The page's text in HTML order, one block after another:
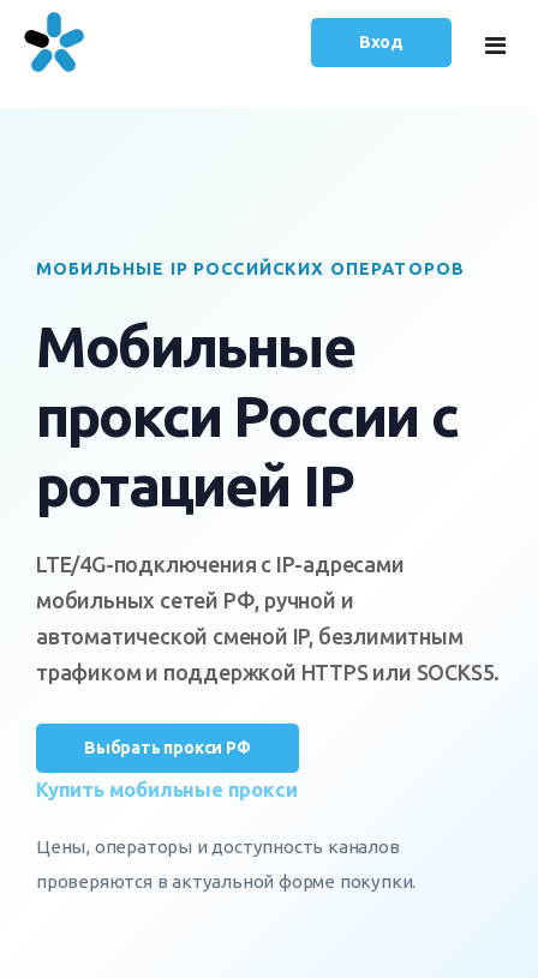
Статьи
Вход
МОБИЛЬНЫЕ IP РОССИЙСКИХ ОПЕРАТОРОВ
Мобильные
прокси России с
ротацией IP
LTE/4G-подключения с IP-адресами
мобильных сетей РФ, ручной и
автоматической сменой IP, безлимитным
трафиком и поддержкой HTTPS или SOCKS5.
Выбрать прокси РФ
Купить мобильные прокси
Цены, операторы и доступность каналов
проверяются в актуальной форме покупки.